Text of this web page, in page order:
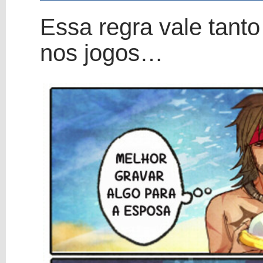
Essa regra vale
nos jogos…